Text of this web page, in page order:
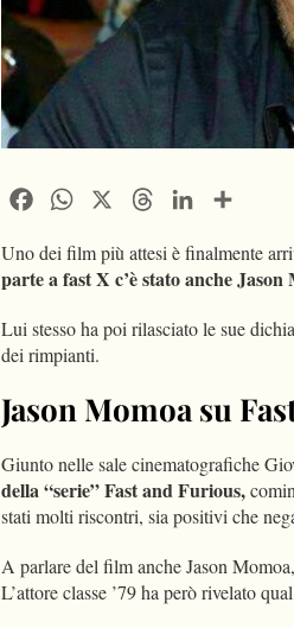
FacebookWhatsApp ThreadsLinkedIn
Uno dei film più attesi è finalmente
parte a fast X c’è stato anche Jason
Lui stesso ha poi rilasciato le sue
dei rimpianti.
Jason Momoa su
Giunto nelle sale cinematografiche
della “serie” Fast and Furious,
stati molti riscontri, sia positivi che
A parlare del film anche Jason
L’attore classe ’79 ha però rivelato